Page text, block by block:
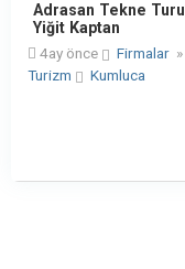
Adrasan Tekne Turu |
Yiğit Kaptan
4ay önce
Firmalar »
Turizm
Kumluca